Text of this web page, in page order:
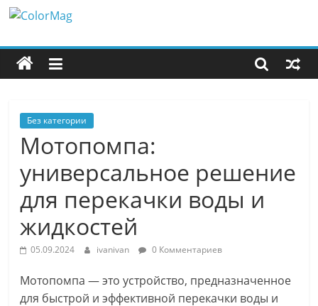
Перейти
содержимому
ColorMag
ColorMag
Demo
Без категории
Мотопомпа:
универсальное решение
для перекачки воды и
жидкостей
05.09.2024 ivanivan 0 Комментариев
Мотопомпа — это устройство, предназначенное
для быстрой и эффективной перекачки воды и